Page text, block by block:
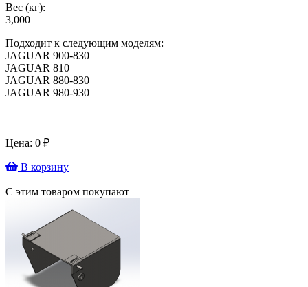
Вес (кг):
3,000
Подходит к следующим моделям:
JAGUAR 900-830
JAGUAR 810
JAGUAR 880-830
JAGUAR 980-930
Цена: 0 ₽
В корзину
С этим товаром покупают